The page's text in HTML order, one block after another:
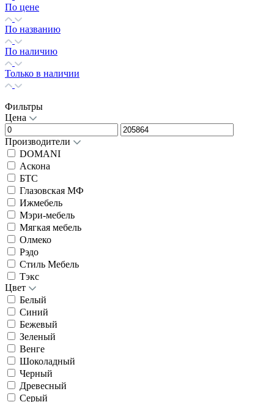
По цене
По названию
По наличию
Только в наличии
Фильтры
Цена
Производители
DOMANI
Аскона
БТС
Глазовская МФ
Ижмебель
Мэри-мебель
Мягкая мебель
Олмеко
Рэдо
Стиль Мебель
Тэкс
Цвет
Белый
Синий
Бежевый
Зеленый
Венге
Шоколадный
Черный
Древесный
Серый